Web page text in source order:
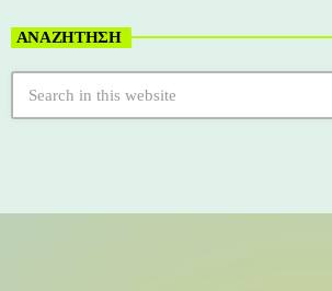
ΑΝΑΖΗΤΗΣΗ